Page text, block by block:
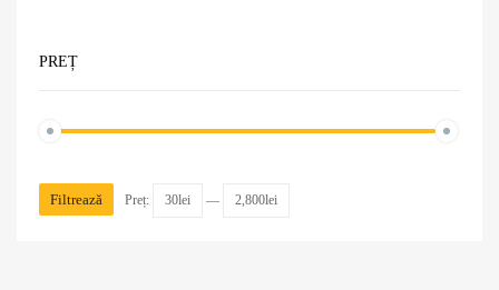
PREȚ
Filtrează Preț: 30lei — 2,800lei